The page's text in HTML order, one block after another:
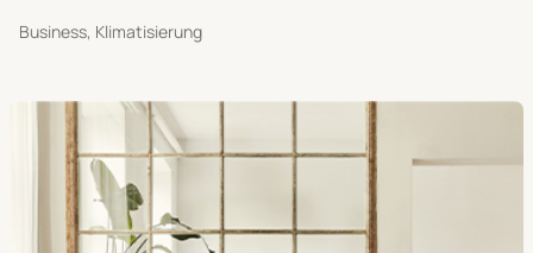
Business, Klimatisierung